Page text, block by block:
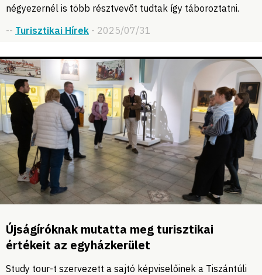
négyezernél is több résztvevőt tudtak így táboroztatni.
-- Turisztikai Hírek - 2025/07/31
Újságíróknak mutatta meg turisztikai
értékeit az egyházkerület
Study tour-t szervezett a sajtó képviselőinek a Tiszántúli